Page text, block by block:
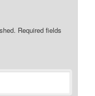
Required fields